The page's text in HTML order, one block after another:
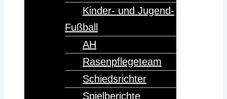
Kinder- und Jugend-
Fußball
AH
Rasenpflegeteam
Schiedsrichter
Spielberichte